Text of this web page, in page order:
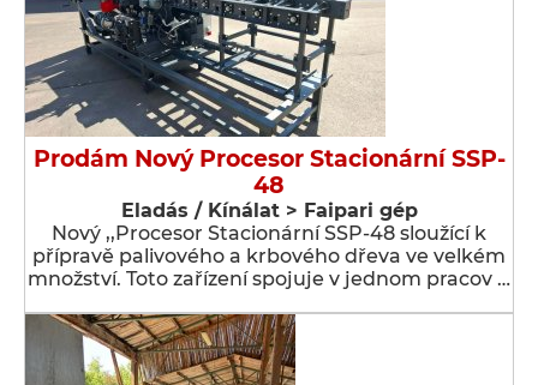
Prodám Nový Procesor Stacionární SSP-
48
Eladás / Kínálat > Faipari gép
Nový ,,Procesor Stacionární SSP-48 sloužící k
přípravě palivového a krbového dřeva ve velkém
množství. Toto zařízení spojuje v jednom pracov …